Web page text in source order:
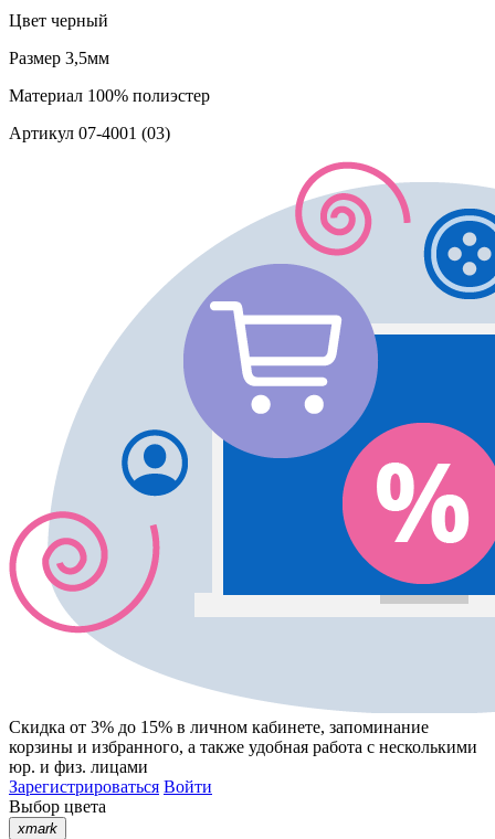
Цвет черный
Размер 3,5мм
Материал 100% полиэстер
Артикул 07-4001 (03)
Скидка от 3% до 15% в личном кабинете, запоминание
корзины и избранного, а также удобная работа с несколькими
юр. и физ. лицами
Зарегистрироваться Войти
Выбор цвета
xmark